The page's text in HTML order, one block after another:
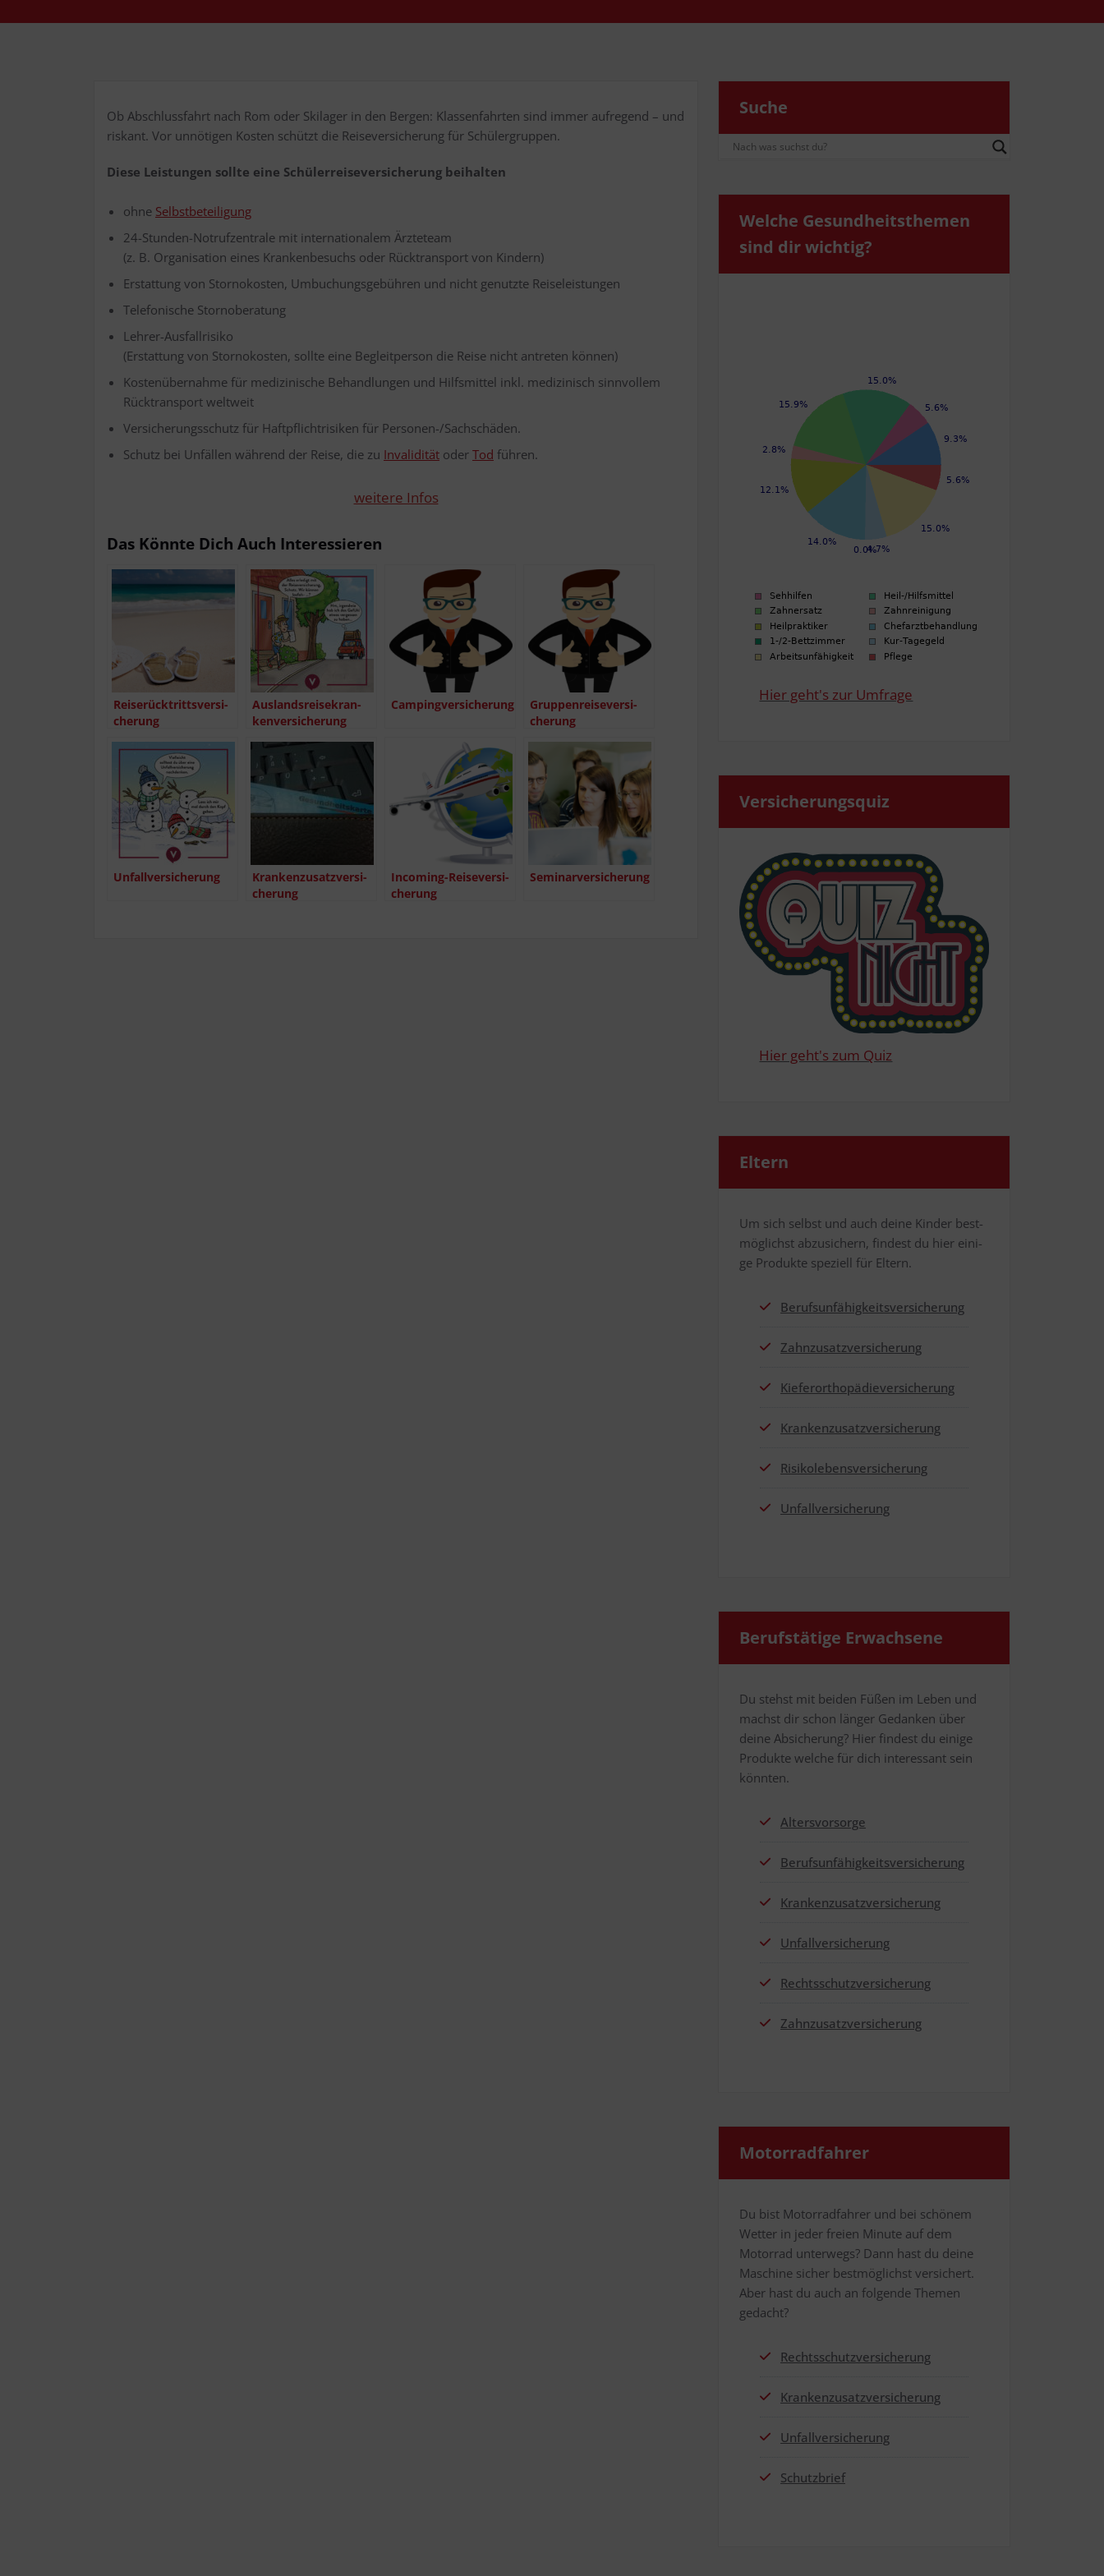
Ob Abschluss­fahrt nach Rom oder Ski­la­ger in den Ber­gen: Klas­sen­fahr­ten sind immer auf­re­gend – und
ris­kant. Vor unnö­ti­gen Kos­ten schützt die Rei­se­ver­si­che­rung für Schülergruppen.
Die­se Leis­tun­gen soll­te eine Schü­ler­rei­se­ver­si­che­rung beihalten
ohne Selbst­be­tei­li­gung
24-Stun­den-Not­ruf­zen­tra­le mit inter­na­tio­na­lem Ärz­te­team
(z. B. Orga­ni­sa­ti­on eines Kran­ken­be­suchs oder Rück­trans­port von Kindern)
Erstat­tung von Stor­no­kos­ten, Umbu­chungs­ge­büh­ren und nicht genutz­te Reiseleistungen
Tele­fo­ni­sche Stornoberatung
Leh­rer-Aus­fall­ri­si­ko
(Erstat­tung von Stor­no­kos­ten, soll­te eine Begleit­per­son die Rei­se nicht antre­ten können)
Kos­ten­über­nah­me für medi­zi­ni­sche Behand­lun­gen und Hilfs­mit­tel inkl. medi­zi­nisch sinn­vol­lem
Rück­trans­port weltweit
Ver­si­che­rungs­schutz für Haft­pflicht­ri­si­ken für Per­so­nen-/Sach­schä­den.
Schutz bei Unfäl­len wäh­rend der Rei­se, die zu Inva­li­di­tät oder Tod führen.
wei­te­re Infos
Das Könn­te Dich Auch Interessieren
Rei­se­rück­tritts­ver­si­
che­rung
Aus­lands­rei­se­kran­
ken­ver­si­che­rung
Cam­ping­ver­si­che­rung
Grup­pen­rei­se­ver­si­
che­rung
Unfall­ver­si­che­rung
Kran­ken­zu­satz­ver­si­
che­rung
Inco­­ming-Rei­­se­­ver­­­si­
che­rung
Semi­nar­ver­si­che­rung
Suche
Wel­che Gesund­heits­the­men
sind dir wichtig?
Hier geht's zur Umfrage
Ver­si­che­rungs­quiz
Hier geht's zum Quiz
Eltern
Um sich selbst und auch dei­ne Kin­der best­
mög­lichst abzu­si­chern, fin­dest du hier eini­
ge Pro­duk­te spe­zi­ell für Eltern.
Berufs­un­fä­hig­keits­ver­si­che­rung
Zahn­zu­satz­ver­si­che­rung
Kie­fer­or­tho­pä­die­ver­si­che­rung
Kran­ken­zu­satz­ver­si­che­rung
Risi­ko­le­bens­ver­si­che­rung
Unfall­ver­si­che­rung
Berufs­tä­ti­ge Erwachsene
Du stehst mit bei­den Füßen im Leben und
machst dir schon län­ger Gedan­ken über
dei­ne Absi­che­rung? Hier fin­dest du eini­ge
Pro­duk­te wel­che für dich inter­es­sant sein
könnten.
Alters­vor­sor­ge
Berufs­un­fä­hig­keits­ver­si­che­rung
Kran­ken­zu­satz­ver­si­che­rung
Unfall­ver­si­che­rung
Rechts­schutz­ver­si­che­rung
Zahn­zu­satz­ver­si­che­rung
Motor­rad­fah­rer
Du bist Motor­rad­fah­rer und bei schö­nem
Wet­ter in jeder frei­en Minu­te auf dem
Motor­rad unter­wegs? Dann hast du dei­ne
Maschi­ne sicher best­mög­lichst ver­si­chert.
Aber hast du auch an fol­gen­de The­men
gedacht?
Rechts­schutz­ver­si­che­rung
Kran­ken­zu­satz­ver­si­che­rung
Unfall­ver­si­che­rung
Schutz­brief